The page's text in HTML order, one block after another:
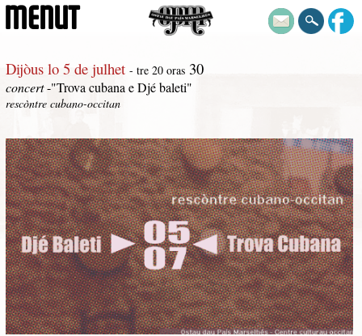
MENUT
Dijòus lo 5 de julhet - tre 20 oras 30
concert-"Trova cubana e Djé baleti"
rescòntre cubano-occitan